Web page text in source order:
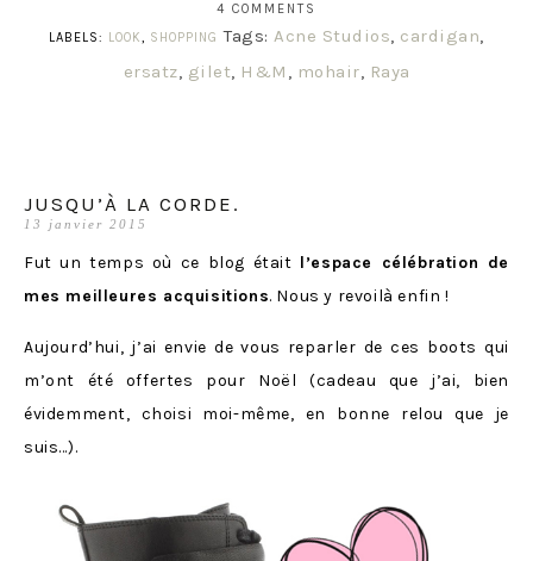
4 COMMENTS
LABELS: LOOK, SHOPPING Tags:Acne Studios, cardigan,
ersatz, gilet, H&M , mohair, Raya
JUSQU’À LA CORDE.
13 janvier 2015
Fut un temps où ce blog était l’espace célébration de
mes meilleures acquisitions. Nous y revoilà enfin !
Aujourd’hui, j’ai envie de vous reparler de ces boots qui
m’ont été offertes pour Noël (cadeau que j’ai, bien
évidemment, choisi moi-même, en bonne relou que je
suis…).